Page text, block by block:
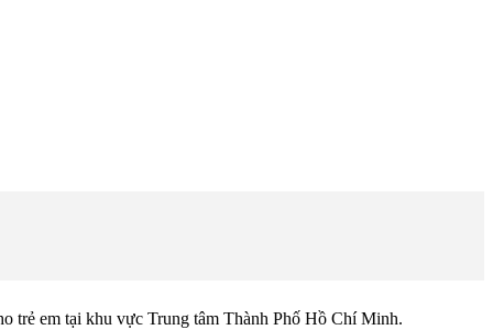
trẻ em tại khu vực Trung tâm Thành Phố Hồ Chí Minh.